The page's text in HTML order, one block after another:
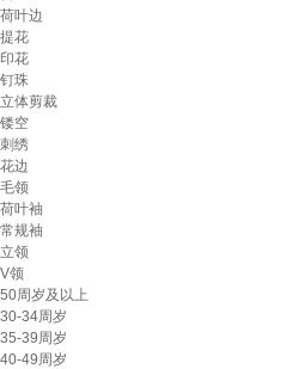
荷叶边
提花
印花
钉珠
立体剪裁
镂空
刺绣
花边
毛领
荷叶袖
常规袖
立领
V领
50周岁及以上
30-34周岁
35-39周岁
40-49周岁